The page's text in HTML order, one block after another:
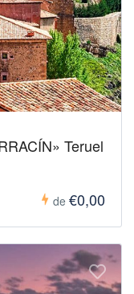
Teruel
de €0,00